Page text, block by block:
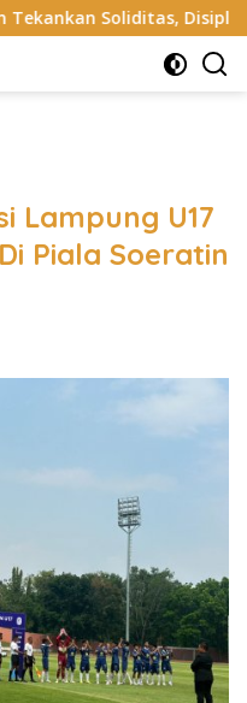
Disiplin, hingga Cek
Lampung U17
Piala Soeratin